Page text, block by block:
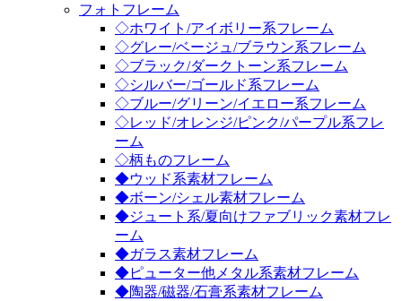
フォトフレーム
◇ホワイト/アイボリー系フレーム
◇グレー/ベージュ/ブラウン系フレーム
◇ブラック/ダークトーン系フレーム
◇シルバー/ゴールド系フレーム
◇ブルー/グリーン/イエロー系フレーム
◇レッド/オレンジ/ピンク/パープル系フレ
ーム
◇柄ものフレーム
◆ウッド系素材フレーム
◆ボーン/シェル素材フレーム
◆ジュート系/夏向けファブリック素材フレ
ーム
◆ガラス素材フレーム
◆ピューター他メタル系素材フレーム
◆陶器/磁器/石膏系素材フレーム